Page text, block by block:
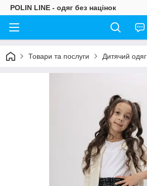
POLIN LINE - одяг без націнок
Товари та послуги Дитячий одяг